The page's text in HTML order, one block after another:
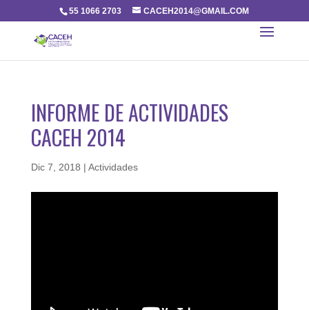
55 1066 2703 CACEH2014@GMAIL.COM
INFORME DE ACTIVIDADES
CACEH 2014
Dic 7, 2018 | Actividades